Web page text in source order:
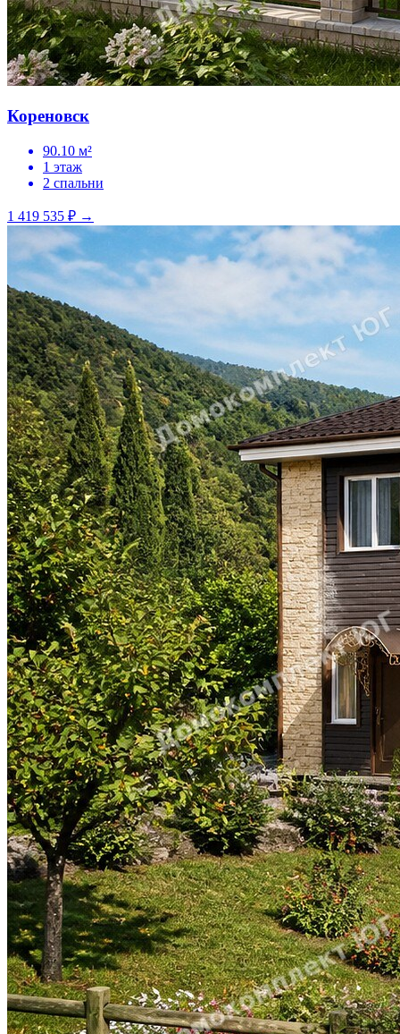
Кореновск
90.10 м²
1 этаж
2 спальни
1 419 535 ₽ →